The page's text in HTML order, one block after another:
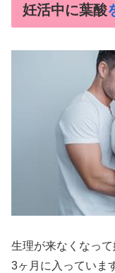
妊活中に葉酸
生理が来なくなっ
3ヶ月に入っていま